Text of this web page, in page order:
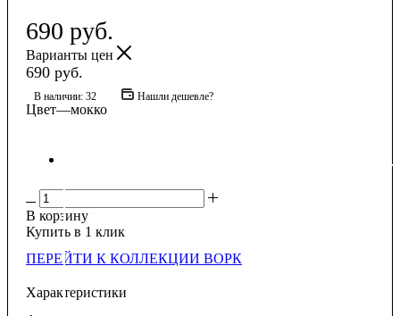
690 руб.
Варианты цен
690 руб.
В наличии: 32 Нашли дешевле?
Цвет—мокко
В корзину
Купить в 1 клик
ПЕРЕЙТИ К КОЛЛЕКЦИИ ВОРК
Характеристики